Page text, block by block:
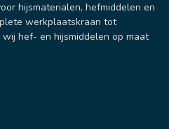
hijsmaterialen, hefmiddelen en
werkplaatskraan tot
hef- en hijsmiddelen op maat